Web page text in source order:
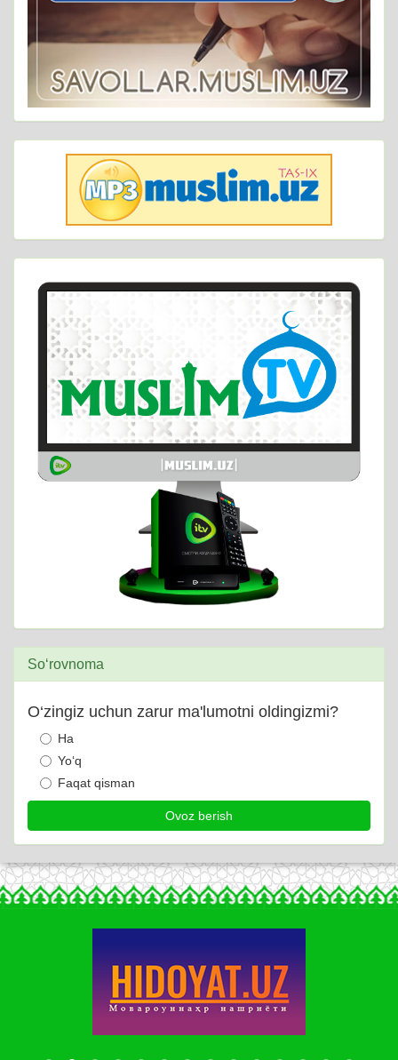
So‘rovnoma
O‘zingiz uchun zarur ma'lumotni oldingizmi?
Ha
Yo‘q
Faqat qisman